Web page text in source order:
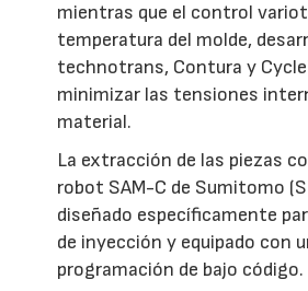
mientras que el control
temperatura del molde,
technotrans, Contura y
minimizar las tensiones
material.
La extracción de las piezas
robot SAM-C de Sumitomo
diseñado específicamente
de inyección y equipado con
programación de bajo código.